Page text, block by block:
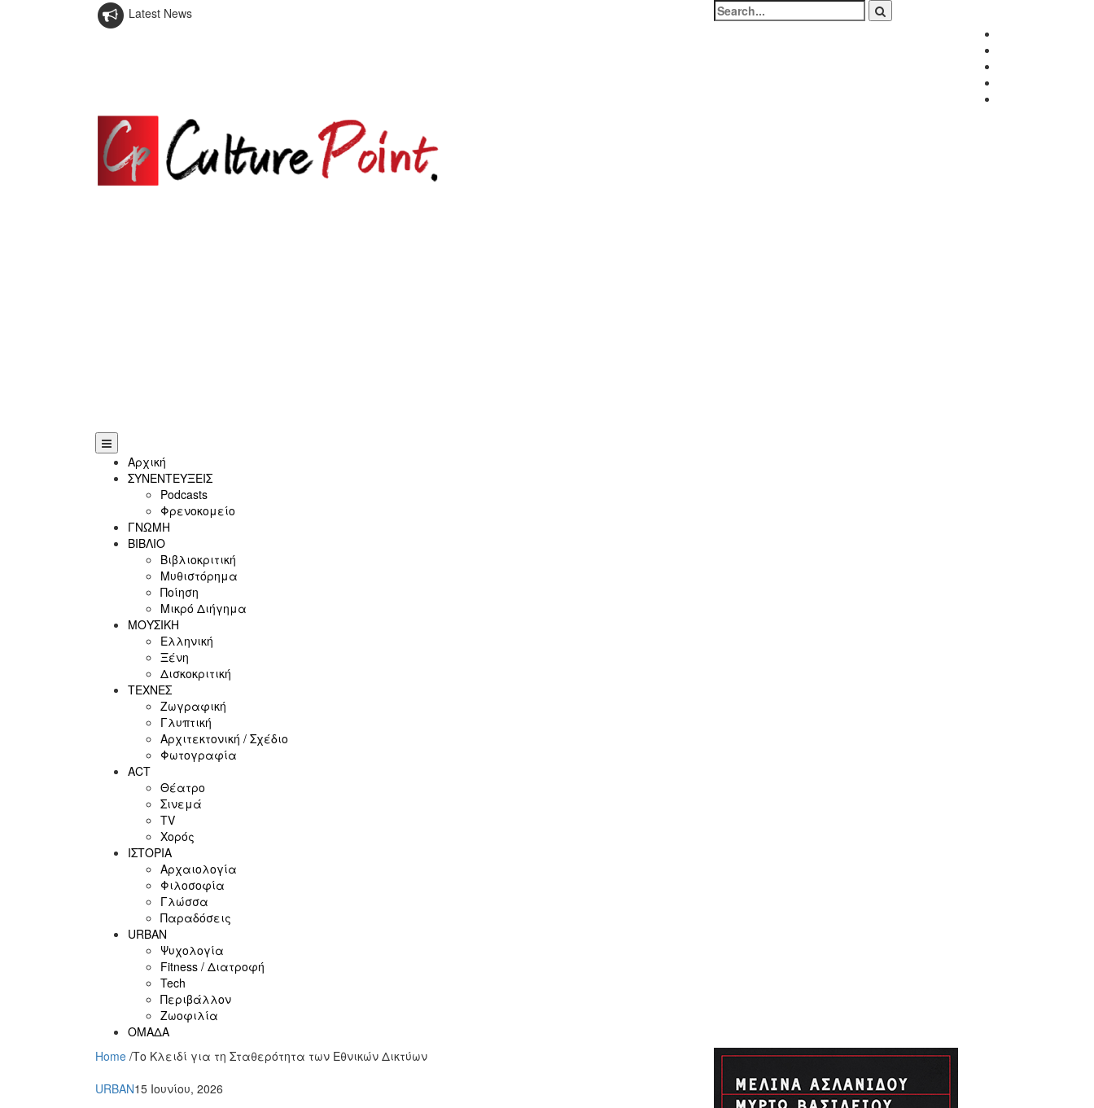
Latest News
Search
for:
Αρχική
ΣΥΝΕΝΤΕΥΞΕΙΣ
Podcasts
Φρενοκομείο
ΓΝΩΜΗ
ΒΙΒΛΙΟ
Βιβλιοκριτική
Μυθιστόρημα
Ποίηση
Μικρό Διήγημα
ΜΟΥΣΙΚΗ
Ελληνική
Ξένη
Δισκοκριτική
ΤΕΧΝΕΣ
Ζωγραφική
Γλυπτική
Αρχιτεκτονική / Σχέδιο
Φωτογραφία
ACT
Θέατρο
Σινεμά
ΤV
Χορός
ΙΣΤΟΡΙΑ
Αρχαιολογία
Φιλοσοφία
Γλώσσα
Παραδόσεις
URBAN
Ψυχολογία
Fitness / Διατροφή
Tech
Περιβάλλον
Ζωοφιλία
ΟΜΑΔΑ
Home /Το Κλειδί για τη Σταθερότητα των Εθνικών Δικτύων
URBAN15 Ιουνίου, 2026